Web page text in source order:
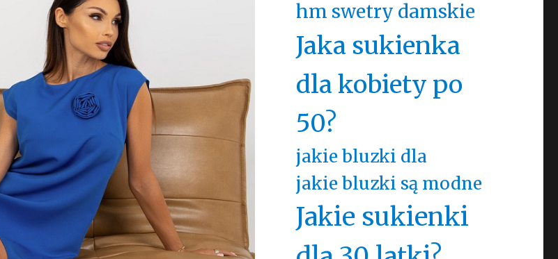
hm swetry damskie
Jaka sukienka
dla kobiety po
50?
jakie bluzki dla
jakie bluzki są modne
Jakie sukienki